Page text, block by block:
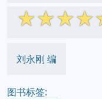
☆☆☆☆
刘永刚 编
图书标签: